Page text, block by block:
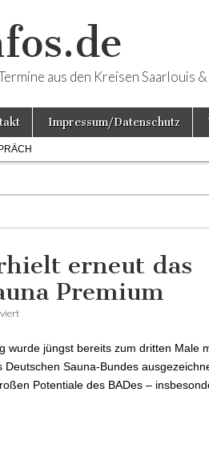
aus den Kreisen Saarlouis
Impressum/Datenschutz
erneut das
Premium
wurde jüngst bereits zum dritten Male
Deutschen Sauna-Bundes
Potentiale des BADes –